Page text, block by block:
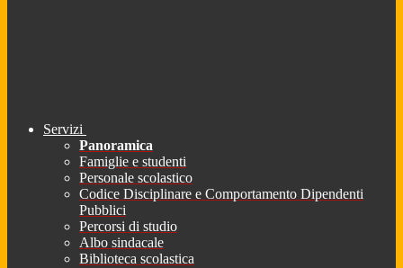
Servizi
Panoramica
Famiglie e studenti
Personale scolastico
Codice Disciplinare e Comportamento Dipendenti
Pubblici
Percorsi di studio
Albo sindacale
Biblioteca scolastica